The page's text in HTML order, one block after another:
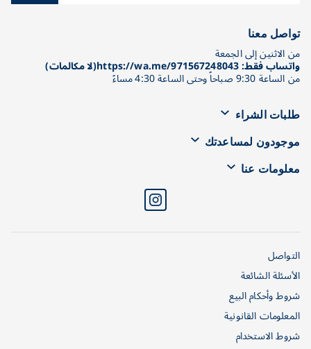
تواصل معنا
من الاثنين إلى الجمعة
واتساب فقط: https://wa.me/971567248043(لا مكالمات)
من الساعة 9:30 صباحاً وحتى الساعة 4:30 مساءً
طلبات الشراء
موجودون لمساعدتك
معلومات عنا
التواصل
الأسئلة الشائعة
شروط وأحكام البيع
المعلومات القانونية
شروط الاستخدام